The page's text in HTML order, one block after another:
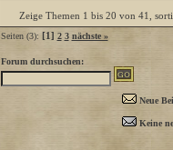
Zeige Themen 1 bis 20 von 41,
Seiten (3): [1] 2 3 nächste »
Forum durchsuchen:
Neue
Keine